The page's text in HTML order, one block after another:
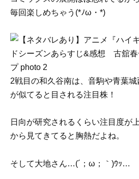
毎回楽しめちゃう(*ﾉω・*)
2戦目の和久谷南は、音駒や青葉
が似てると目される注目株！
日向が研究されるくらい注目度が
から見てきてると胸熱だよね。
そして大地さん…(´；ω；｀)ｳｯ…